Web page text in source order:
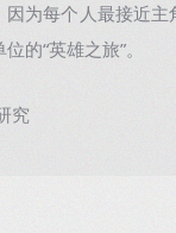
每个人最接近主
的“英雄之旅”。
究